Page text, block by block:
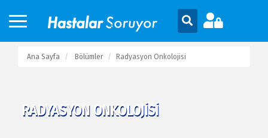
Ana Sayfa Bölümler Radyasyon Onkolojisi
RADYASYON ONKOLOJISI